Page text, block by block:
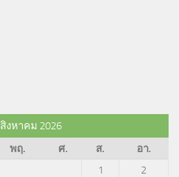
สิงหาคม 2026
พฤ. ศ. ส.
อา.
1
2